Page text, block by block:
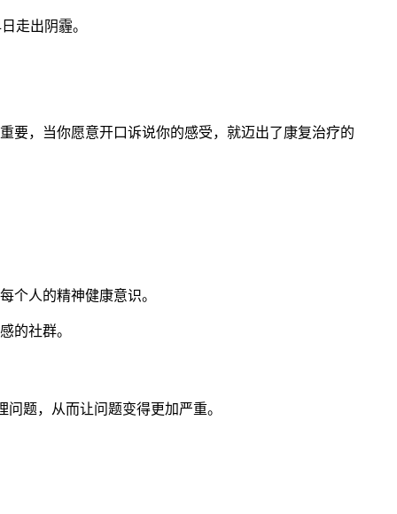
走出阴霾。
要，当你愿意开口诉说你的感受，就迈出了康复治疗的
个人的精神健康意识。
的社群。
题，从而让问题变得更加严重。